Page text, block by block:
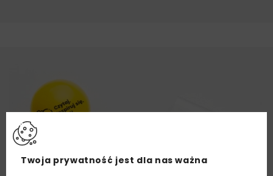
Twoja prywatność jest dla nas ważna